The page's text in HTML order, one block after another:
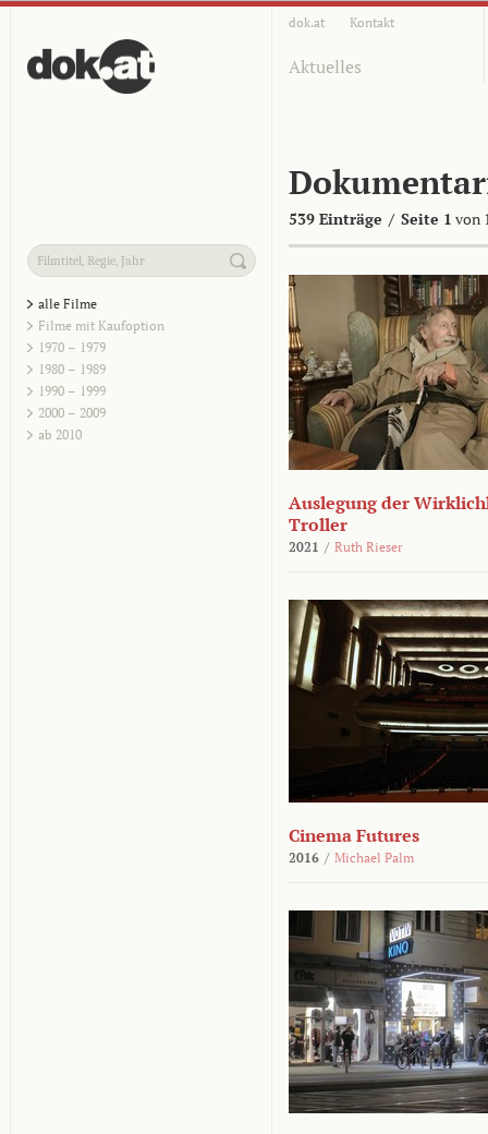
dok.at Kontakt
Aktuelles
539 Einträge / Seite 1 von
alle Filme
Filme mit Kaufoption
1970 – 1979
1980 – 1989
1990 – 1999
2000 – 2009
ab 2010
Auslegung der
Troller
2021 / Ruth Rieser
Cinema Futures
2016 / Michael Palm